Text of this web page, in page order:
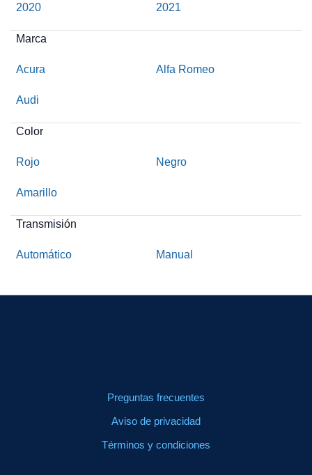
2020 2021
Marca
Acura Alfa Romeo
Audi
Color
Rojo Negro
Amarillo
Transmisión
Automático Manual
Preguntas frecuentes
Aviso de privacidad
Términos y condiciones